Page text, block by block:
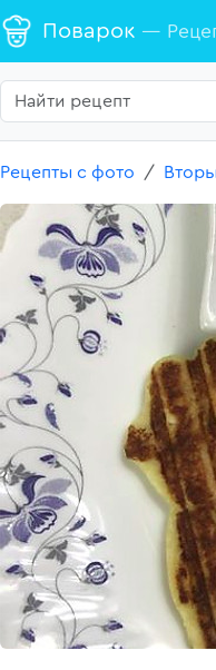
Поварок —
Рецепты с фото